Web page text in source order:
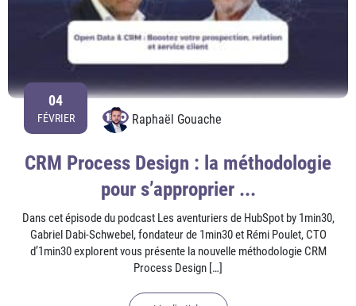
04
FÉVRIER Raphaël Gouache
CRM Process Design : la méthodologie
pour s’approprier ...
Dans cet épisode du podcast Les aventuriers de HubSpot by 1min30,
Gabriel Dabi-Schwebel, fondateur de 1min30 et Rémi Poulet, CTO
d’1min30 explorent vous présente la nouvelle méthodologie CRM
Process Design […]